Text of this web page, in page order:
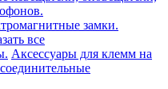
замки.
все
Аксессуары для клемм на